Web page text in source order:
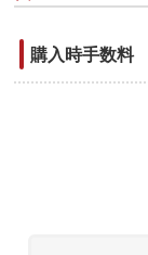
購入時手数料